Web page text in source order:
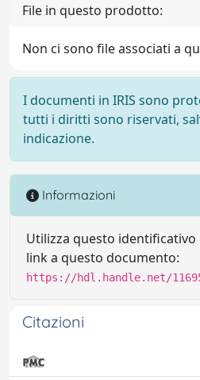
File in questo prodotto:
Non ci sono file associati a
I documenti in IRIS sono
tutti i diritti sono riservati,
indicazione.
Informazioni
Utilizza questo
link a questo documento:
https://hdl.handle.net/
Citazioni